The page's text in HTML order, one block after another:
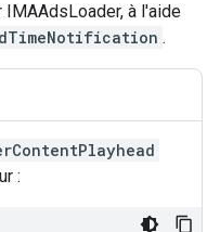
IMAAdsLoader, à l'aide
.
: